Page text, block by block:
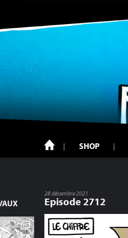
SHOP
28 décembre 2021
Episode 2712